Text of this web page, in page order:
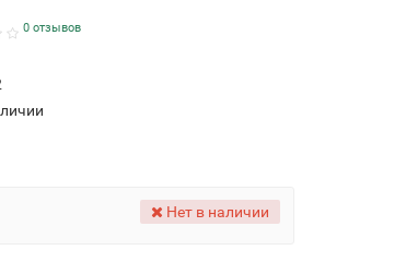
0 отзывов
Нет в наличии